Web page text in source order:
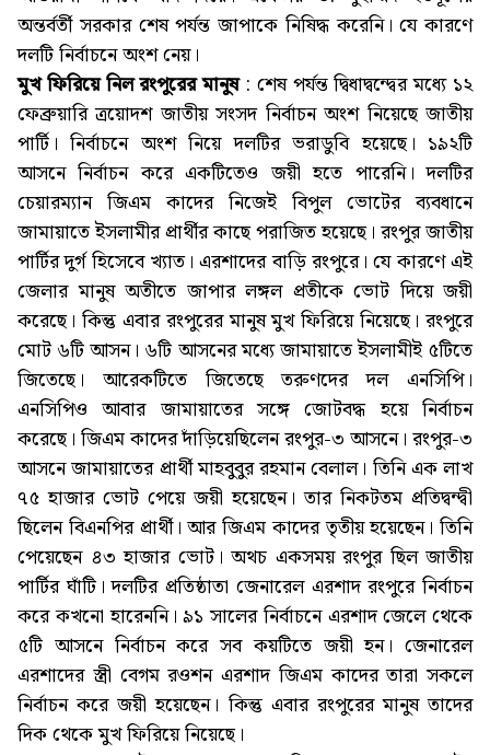
অন্তর্বর্তী সরকার শেষ পর্যন্ত জাপাকে নিষিদ্ধ করেনি। যে কারণে
দলটি নির্বাচনে অংশ নেয়।
মুখ ফিরিয়ে নিল রংপুরের মানুষ: শেষ পর্যন্ত দ্বিধাদ্বন্দ্বের মধ্যে ১২
ফেব্রুয়ারি ত্রয়োদশ জাতীয় সংসদ নির্বাচন অংশ নিয়েছে জাতীয়
পার্টি। নির্বাচনে অংশ নিয়ে দলটির ভরাডুবি হয়েছে। ১৯২টি
আসনে নির্বাচন করে একটিতেও জয়ী হতে পারেনি। দলটির
চেয়ারম্যান জিএম কাদের নিজেই বিপুল ভোটের ব্যবধানে
জামায়াতে ইসলামীর প্রার্থীর কাছে পরাজিত হয়েছে। রংপুর জাতীয়
পার্টির দুর্গ হিসেবে খ্যাত। এরশাদের বাড়ি রংপুরে। যে কারণে এই
জেলার মানুষ অতীতে জাপার লঙ্গল প্রতীকে ভোট দিয়ে জয়ী
করেছে। কিন্তু এবার রংপুরের মানুষ মুখ ফিরিয়ে নিয়েছে। রংপুরে
মোট ৬টি আসন। ৬টি আসনের মধ্যে জামায়াতে ইসলামীই ৫টিতে
জিতেছে। আরেকটিতে জিতেছে তরুণদের দল এনসিপি।
এনসিপিও আবার জামায়াতের সঙ্গে জোটবদ্ধ হয়ে নির্বাচন
করেছে। জিএম কাদের দাঁড়িয়েছিলেন রংপুর-৩ আসনে। রংপুর-৩
আসনে জামায়াতের প্রার্থী মাহবুবুর রহমান বেলাল। তিনি এক লাখ
৭৫ হাজার ভোট পেয়ে জয়ী হয়েছেন। তার নিকটতম প্রতিদ্বন্দ্বী
ছিলেন বিএনপির প্রার্থী। আর জিএম কাদের তৃতীয় হয়েছেন। তিনি
পেয়েছেন ৪৩ হাজার ভোট। অথচ একসময় রংপুর ছিল জাতীয়
পার্টির ঘাঁটি। দলটির প্রতিষ্ঠাতা জেনারেল এরশাদ রংপুরে নির্বাচন
করে কখনো হারেননি। ৯১ সালের নির্বাচনে এরশাদ জেলে থেকে
৫টি আসনে নির্বাচন করে সব কয়টিতে জয়ী হন। জেনারেল
এরশাদের স্ত্রী বেগম রওশন এরশাদ জিএম কাদের তারা সকলে
নির্বাচন করে জয়ী হয়েছেন। কিন্তু এবার রংপুরের মানুষ তাদের
দিক থেকে মুখ ফিরিয়ে নিয়েছে।